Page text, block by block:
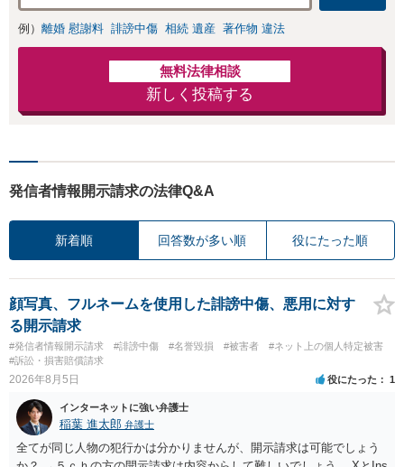
例） 離婚 慰謝料 誹謗中傷 相続 遺産 著作物 違法
無料法律相談
新しく投稿する
発信者情報開示請求の法律Q&A
新着順 回答数が多い順 役にたった順
顔写真、フルネームを使用した誹謗中傷、悪用に対す
る開示請求
#発信者情報開示請求 #誹謗中傷 #名誉毀損 #被害者
#ネット上の個人特定被害
#訴訟・損害賠償請求
2026年8月5日 役にたった 1
インターネットに強い弁護士
稲葉 進太郎 弁護士
全てが同じ人物の犯行かは分かりませんが、開示請求は可能でしょう